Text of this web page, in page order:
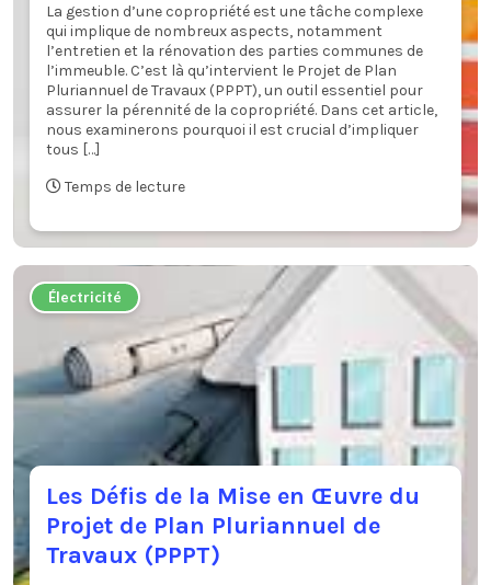
La gestion d’une copropriété est une tâche complexe
qui implique de nombreux aspects, notamment
l’entretien et la rénovation des parties communes de
l’immeuble. C’est là qu’intervient le Projet de Plan
Pluriannuel de Travaux (PPPT), un outil essentiel pour
assurer la pérennité de la copropriété. Dans cet article,
nous examinerons pourquoi il est crucial d’impliquer
tous […]
Temps de lecture
Électricité
Les Défis de la Mise en Œuvre du
Projet de Plan Pluriannuel de
Travaux (PPPT)